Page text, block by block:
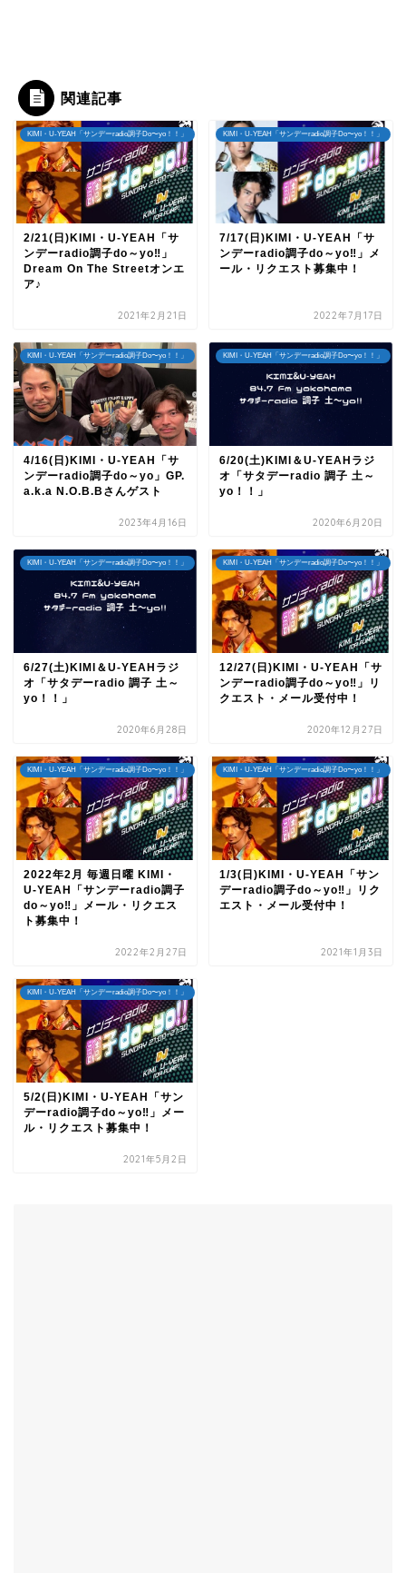
関連記事
KIMI・U-YEAH「サンデーradio調子Do〜yo！！」
2/21(日)KIMI・U-YEAH「サ
ンデーradio調子do～yo‼」
Dream On The Streetオンエ
ア♪
2021年2月21日
KIMI・U-YEAH「サンデーradio調子Do〜yo！！」
7/17(日)KIMI・U-YEAH「サ
ンデーradio調子do～yo‼」メ
ール・リクエスト募集中！
2022年7月17日
KIMI・U-YEAH「サンデーradio調子Do〜yo！！」
4/16(日)KIMI・U-YEAH「サ
ンデーradio調子do～yo」GP.
a.k.a N.O.B.Bさんゲスト
2023年4月16日
KIMI・U-YEAH「サンデーradio調子Do〜yo！！」
6/20(土)KIMI＆U-YEAHラジ
オ「サタデーradio 調子 土～
yo！！」
2020年6月20日
KIMI・U-YEAH「サンデーradio調子Do〜yo！！」
6/27(土)KIMI＆U-YEAHラジ
オ「サタデーradio 調子 土～
yo！！」
2020年6月28日
KIMI・U-YEAH「サンデーradio調子Do〜yo！！」
12/27(日)KIMI・U-YEAH「サ
ンデーradio調子do～yo‼」リ
クエスト・メール受付中！
2020年12月27日
KIMI・U-YEAH「サンデーradio調子Do〜yo！！」
2022年2月 毎週日曜 KIMI・
U-YEAH「サンデーradio調子
do～yo‼」メール・リクエス
ト募集中！
2022年2月27日
KIMI・U-YEAH「サンデーradio調子Do〜yo！！」
1/3(日)KIMI・U-YEAH「サン
デーradio調子do～yo‼」リク
エスト・メール受付中！
2021年1月3日
KIMI・U-YEAH「サンデーradio調子Do〜yo！！」
5/2(日)KIMI・U-YEAH「サン
デーradio調子do～yo‼」メー
ル・リクエスト募集中！
2021年5月2日